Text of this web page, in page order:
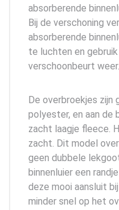
absorberende
Bij de verschoning
absorberende
te luchten en
verschoonbeurt weer.
De overbroekjes zijn
polyester, en aan de
zacht laagje fleece.
zacht. Dit model
geen dubbele
binnenluier een
deze mooi aansluit
minder snel op het